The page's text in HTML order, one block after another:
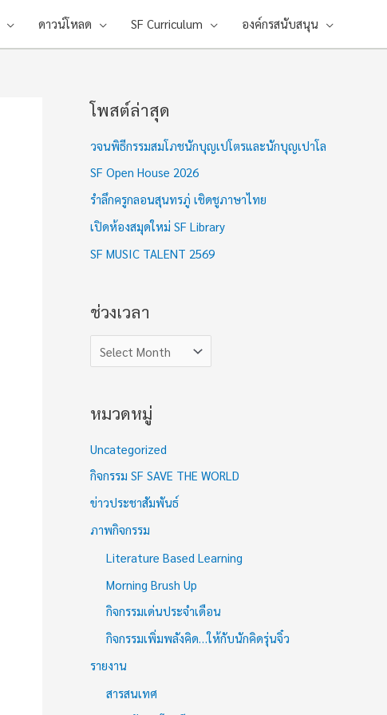
ดาวน์โหลด SF Curriculum องค์กรสนับสนุน
โพสต์ล่าสุด
วจนพิธีกรรมสมโภชนักบุญเปโตรและนักบุญเปาโล
SF Open House 2026
รำลึกครูกลอนสุนทรภู่ เชิดชูภาษาไทย
เปิดห้องสมุดใหม่ SF Library
SF MUSIC TALENT 2569
ช่วงเวลา
ช่
ง
เ
ว
ล
า
หมวดหมู่
Uncategorized
กิจกรรม SF SAVE THE WORLD
ข่าวประชาสัมพันธ์
ภาพกิจกรรม
Literature Based Learning
Morning Brush Up
กิจกรรมเด่นประจำเดือน
กิจกรรมเพิ่มพลังคิด…ให้กับนักคิดรุ่นจิ๋ว
รายงาน
สารสนเทศ